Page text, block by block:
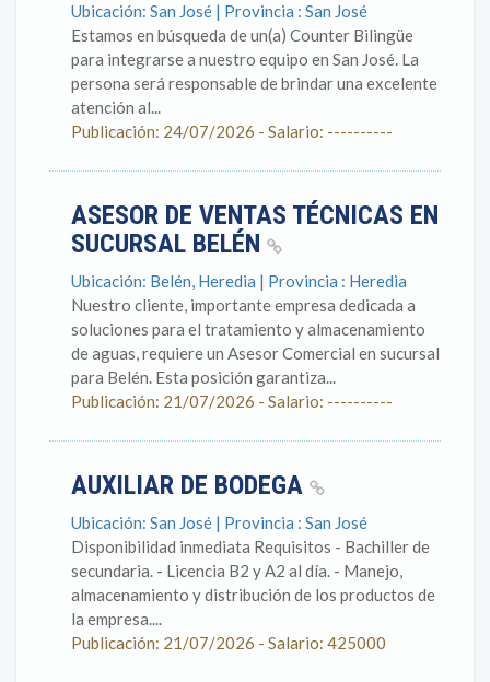
Ubicación: San José | Provincia : San José
Estamos en búsqueda de un(a) Counter Bilingüe
para integrarse a nuestro equipo en San José. La
persona será responsable de brindar una excelente
atención al...
Publicación: 24/07/2026 - Salario: ----------
ASESOR DE VENTAS TÉCNICAS EN
SUCURSAL BELÉN
Ubicación: Belén, Heredia | Provincia : Heredia
Nuestro cliente, importante empresa dedicada a
soluciones para el tratamiento y almacenamiento
de aguas, requiere un Asesor Comercial en sucursal
para Belén. Esta posición garantiza...
Publicación: 21/07/2026 - Salario: ----------
AUXILIAR DE BODEGA
Ubicación: San José | Provincia : San José
Disponibilidad inmediata Requisitos - Bachiller de
secundaria. - Licencia B2 y A2 al día. - Manejo,
almacenamiento y distribución de los productos de
la empresa....
Publicación: 21/07/2026 - Salario: 425000